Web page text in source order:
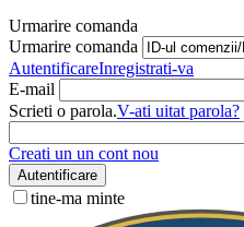
Urmarire comanda
Urmarire comanda
AutentificareInregistrati-va
E-mail
Scrieti o parola.V-ati uitat parola?
Creati un un cont nou
Autentificare
tine-ma minte